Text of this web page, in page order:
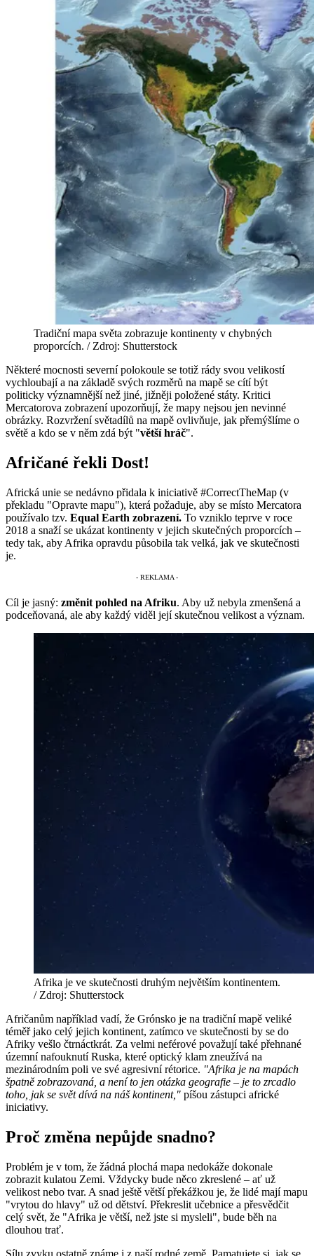
Tradiční mapa světa zobrazuje kontinenty v chybných
proporcích. / Zdroj: Shutterstock
Některé mocnosti severní polokoule se totiž rády svou velikostí
vychloubají a na základě svých rozměrů na mapě se cítí být
politicky významnější než jiné, jižněji položené státy. Kritici
Mercatorova zobrazení upozorňují, že mapy nejsou jen nevinné
obrázky. Rozvržení světadílů na mapě ovlivňuje, jak přemýšlíme o
světě a kdo se v něm zdá být "větší hráč".
Afričané řekli Dost!
Africká unie se nedávno přidala k iniciativě #CorrectTheMap (v
překladu "Opravte mapu"), která požaduje, aby se místo Mercatora
používalo tzv. Equal Earth zobrazení. To vzniklo teprve v roce
2018 a snaží se ukázat kontinenty v jejich skutečných proporcích –
tedy tak, aby Afrika opravdu působila tak velká, jak ve skutečnosti
je.
Cíl je jasný: změnit pohled na Afriku. Aby už nebyla zmenšená a
podceňovaná, ale aby každý viděl její skutečnou velikost a význam.
Afrika je ve skutečnosti druhým největším kontinentem.
/ Zdroj: Shutterstock
Afričanům například vadí, že Grónsko je na tradiční mapě veliké
téměř jako celý jejich kontinent, zatímco ve skutečnosti by se do
Afriky vešlo čtrnáctkrát. Za velmi neférové považují také přehnané
územní nafouknutí Ruska, které optický klam zneužívá na
mezinárodním poli ve své agresivní rétorice. "Afrika je na mapách
špatně zobrazovaná, a není to jen otázka geografie – je to zrcadlo
toho, jak se svět dívá na náš kontinent," píšou zástupci africké
iniciativy.
Proč změna nepůjde snadno?
Problém je v tom, že žádná plochá mapa nedokáže dokonale
zobrazit kulatou Zemi. Vždycky bude něco zkreslené – ať už
velikost nebo tvar. A snad ještě větší překážkou je, že lidé mají mapu
"vrytou do hlavy" už od dětství. Překreslit učebnice a přesvědčit
celý svět, že "Afrika je větší, než jste si mysleli", bude běh na
dlouhou trať.
Sílu zvyku ostatně známe i z naší rodné země. Pamatujete si, jak se